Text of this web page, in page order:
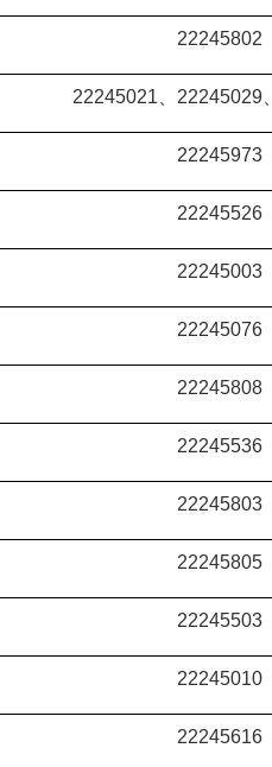
22245802
22245021 22245029、
22245973
22245526
22245003
22245076
22245808
22245536
22245803
22245805
22245503
22245010
22245616